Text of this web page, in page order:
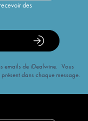
des
emails de iDealwine. Vous
dans chaque message.